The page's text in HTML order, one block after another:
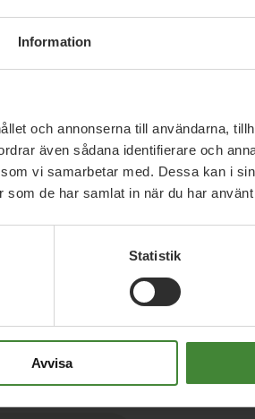
Information
och annonserna till användarna,
även sådana identifierare och
vi samarbetar med. Dessa kan i
de har samlat in när du har
Statistik
Avvisa
vill-miljopartiet-lyfta-
nyheter